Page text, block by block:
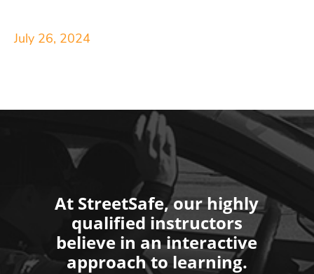
July 26, 2024
At StreetSafe, our highly
qualified instructors
believe in an interactive
approach to learning.